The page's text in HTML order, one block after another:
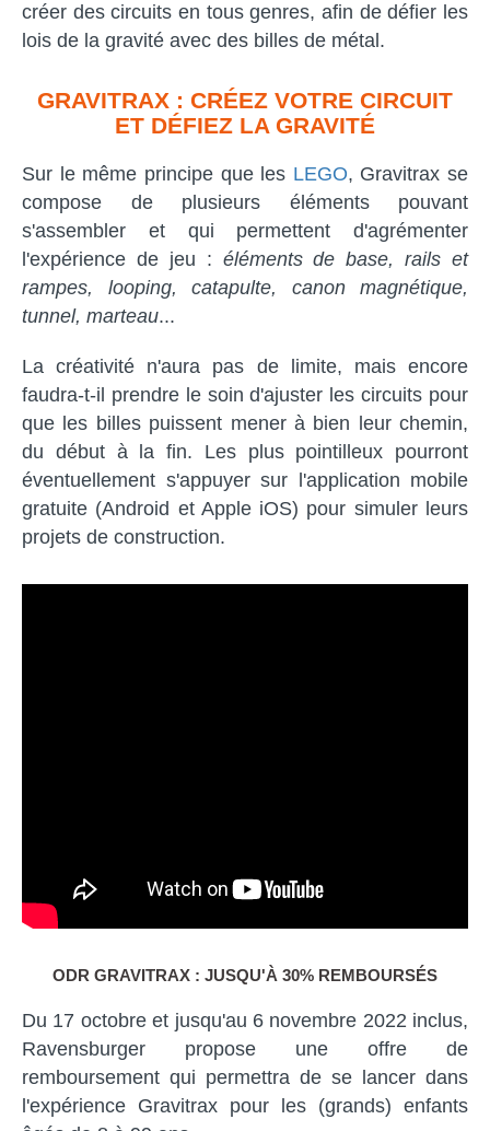
créer des circuits en tous genres, afin de défier les
lois de la gravité avec des billes de métal.
GRAVITRAX : CRÉEZ VOTRE CIRCUIT
ET DÉFIEZ LA GRAVITÉ
Sur le même principe que les LEGO, Gravitrax se
compose de plusieurs éléments pouvant
s'assembler et qui permettent d'agrémenter
l'expérience de jeu : éléments de base, rails et
rampes, looping, catapulte, canon magnétique,
tunnel, marteau...
La créativité n'aura pas de limite, mais encore
faudra-t-il prendre le soin d'ajuster les circuits pour
que les billes puissent mener à bien leur chemin,
du début à la fin. Les plus pointilleux pourront
éventuellement s'appuyer sur l'application mobile
gratuite (Android et Apple iOS) pour simuler leurs
projets de construction.
ODR GRAVITRAX : JUSQU'À 30% REMBOURSÉS
Du 17 octobre et jusqu'au 6 novembre 2022 inclus,
Ravensburger propose une offre de
remboursement qui permettra de se lancer dans
l'expérience Gravitrax pour les (grands) enfants